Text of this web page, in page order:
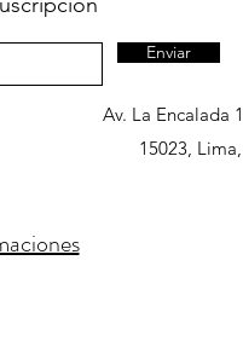
Enviar
Av. La Encalada
15023,